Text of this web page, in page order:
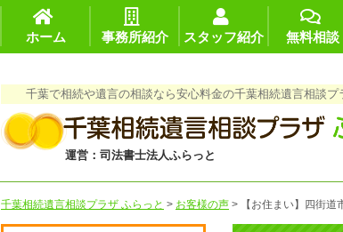
ホーム 事務所紹介 スタッフ紹介 無料相談
千葉で相続や遺言の相談なら安心料金の千葉相続遺言相談プ
運営：司法書士法人ふらっと
千葉相続遺言相談プラザ ふらっと > お客様の声 > 【お住まい】四街